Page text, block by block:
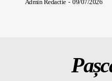
Admin Redactie - 09/07/2026